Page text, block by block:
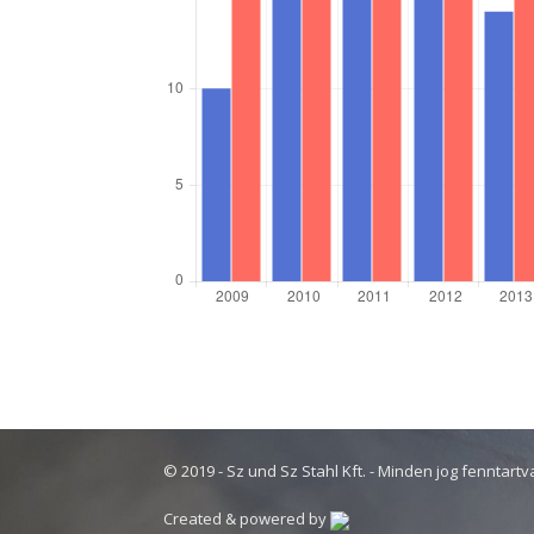
© 2019 - Sz und Sz Stahl Kft. - Minden jog
Created & powered by